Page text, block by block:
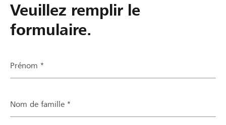
Veuillez remplir le
formulaire.
Prénom *
Nom de famille *